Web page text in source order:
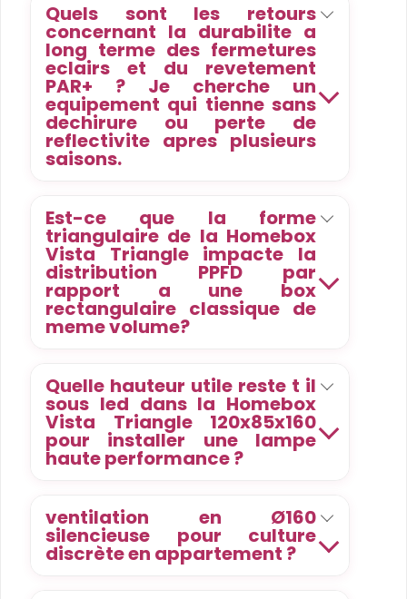
Quels sont les retours
concernant la durabilite a
long terme des fermetures
eclairs et du revetement
PAR+ ? Je cherche un
equipement qui tienne sans
dechirure ou perte de
reflectivite apres plusieurs
saisons.
Est-ce que la forme
triangulaire de la Homebox
Vista Triangle impacte la
distribution PPFD par
rapport a une box
rectangulaire classique de
meme volume?
Quelle hauteur utile reste t il
sous led dans la Homebox
Vista Triangle 120x85x160
pour installer une lampe
haute performance ?
ventilation en Ø160
silencieuse pour culture
discrète en appartement ?